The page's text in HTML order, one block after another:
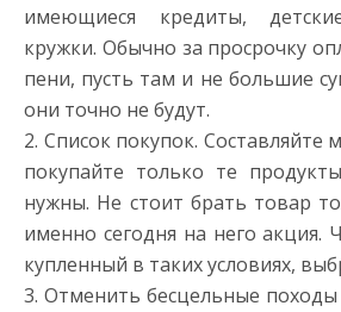
имеющиеся кредиты,
кружки. Обычно за просрочку
пени, пусть там и не большие
они точно не будут.
2. Список покупок.
покупайте только те
нужны. Не стоит брать товар
именно сегодня на него акция.
купленный в таких условиях,
3. Отменить бесцельные